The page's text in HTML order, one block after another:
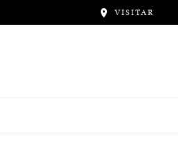
VISITAR